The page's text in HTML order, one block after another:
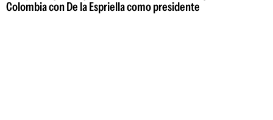
Colombia con De la Espriella como presidente